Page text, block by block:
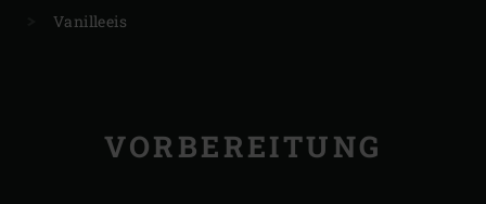
Vanilleeis
VORBEREITUNG